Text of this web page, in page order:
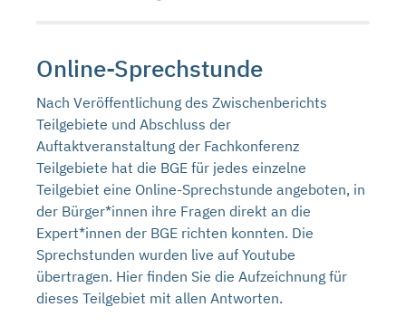
Online-Sprechstunde
Nach Veröffentlichung des Zwischenberichts
Teilgebiete und Abschluss der
Auftaktveranstaltung der Fachkonferenz
Teilgebiete hat die BGE für jedes einzelne
Teilgebiet eine Online-Sprechstunde angeboten, in
der Bürger*innen ihre Fragen direkt an die
Expert*innen der BGE richten konnten. Die
Sprechstunden wurden live auf Youtube
übertragen. Hier finden Sie die Aufzeichnung für
dieses Teilgebiet mit allen Antworten.